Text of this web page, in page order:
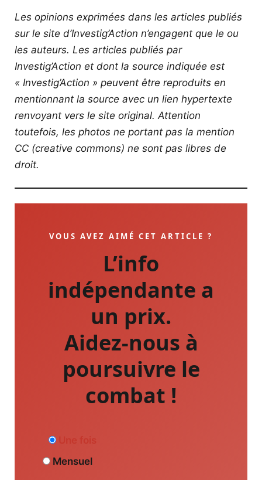
Les opinions exprimées dans les articles publiés
sur le site d’Investig’Action n’engagent que le ou
les auteurs. Les articles publiés par
Investig’Action et dont la source indiquée est
« Investig’Action » peuvent être reproduits en
mentionnant la source avec un lien hypertexte
renvoyant vers le site original. Attention
toutefois, les photos ne portant pas la mention
CC (creative commons) ne sont pas libres de
droit.
VOUS AVEZ AIMÉ CET ARTICLE ?
L’info
indépendante a
un prix.
Aidez-nous à
poursuivre le
combat !
Mensuel